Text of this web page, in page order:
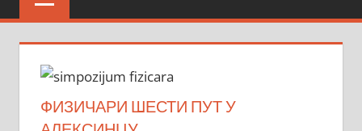
ФИЗИЧАРИ ШЕСТИ ПУТ У